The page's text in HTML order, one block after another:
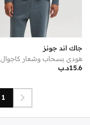
جاك اند جونز
هودي بسحاب وشعار كاجوال
د.ب15.6
1